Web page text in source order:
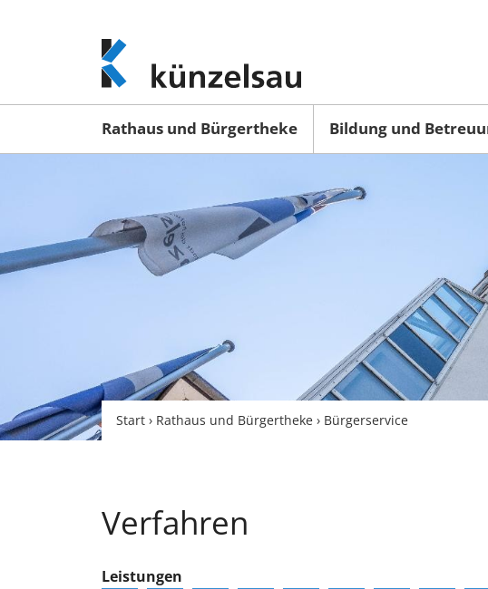
www.kuenzelsau.de
(zur
Startseite)
Rathaus und Bürgertheke Bildung und
Start › Rathaus und Bürgertheke › Bürgerservice
Verfahren
Leistungen